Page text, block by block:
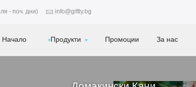
- поч. дни) info@giftly.bg
Начало Продукти Промоции За нас